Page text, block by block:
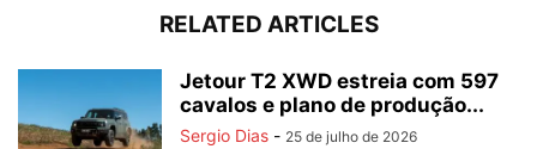
RELATED ARTICLES
Jetour T2 XWD estreia com 597
cavalos e plano de produção...
Sergio Dias - 25 de julho de 2026